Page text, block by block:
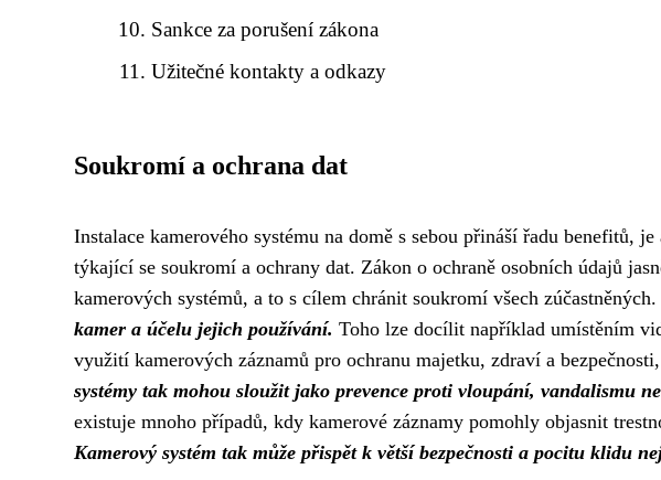
Sankce za porušení zákona
Užitečné kontakty a odkazy
Soukromí a ochrana dat
Instalace kamerového systému na domě s sebou přináší řadu benefitů,
týkající se soukromí a ochrany dat. Zákon o ochraně osobních údajů
kamerových systémů, a to s cílem chránit soukromí všech zúčastněných.
kamer a účelu jejich používání. Toho lze docílit například umístěním
využití kamerových záznamů pro ochranu majetku, zdraví a
systémy tak mohou sloužit jako prevence proti vloupání, vandalismu
existuje mnoho případů, kdy kamerové záznamy pomohly objasnit
Kamerový systém tak může přispět k větší bezpečnosti a pocitu klidu